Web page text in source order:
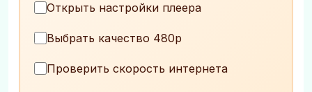
Открыть настройки плеера
Выбрать качество 480p
Проверить скорость интернета